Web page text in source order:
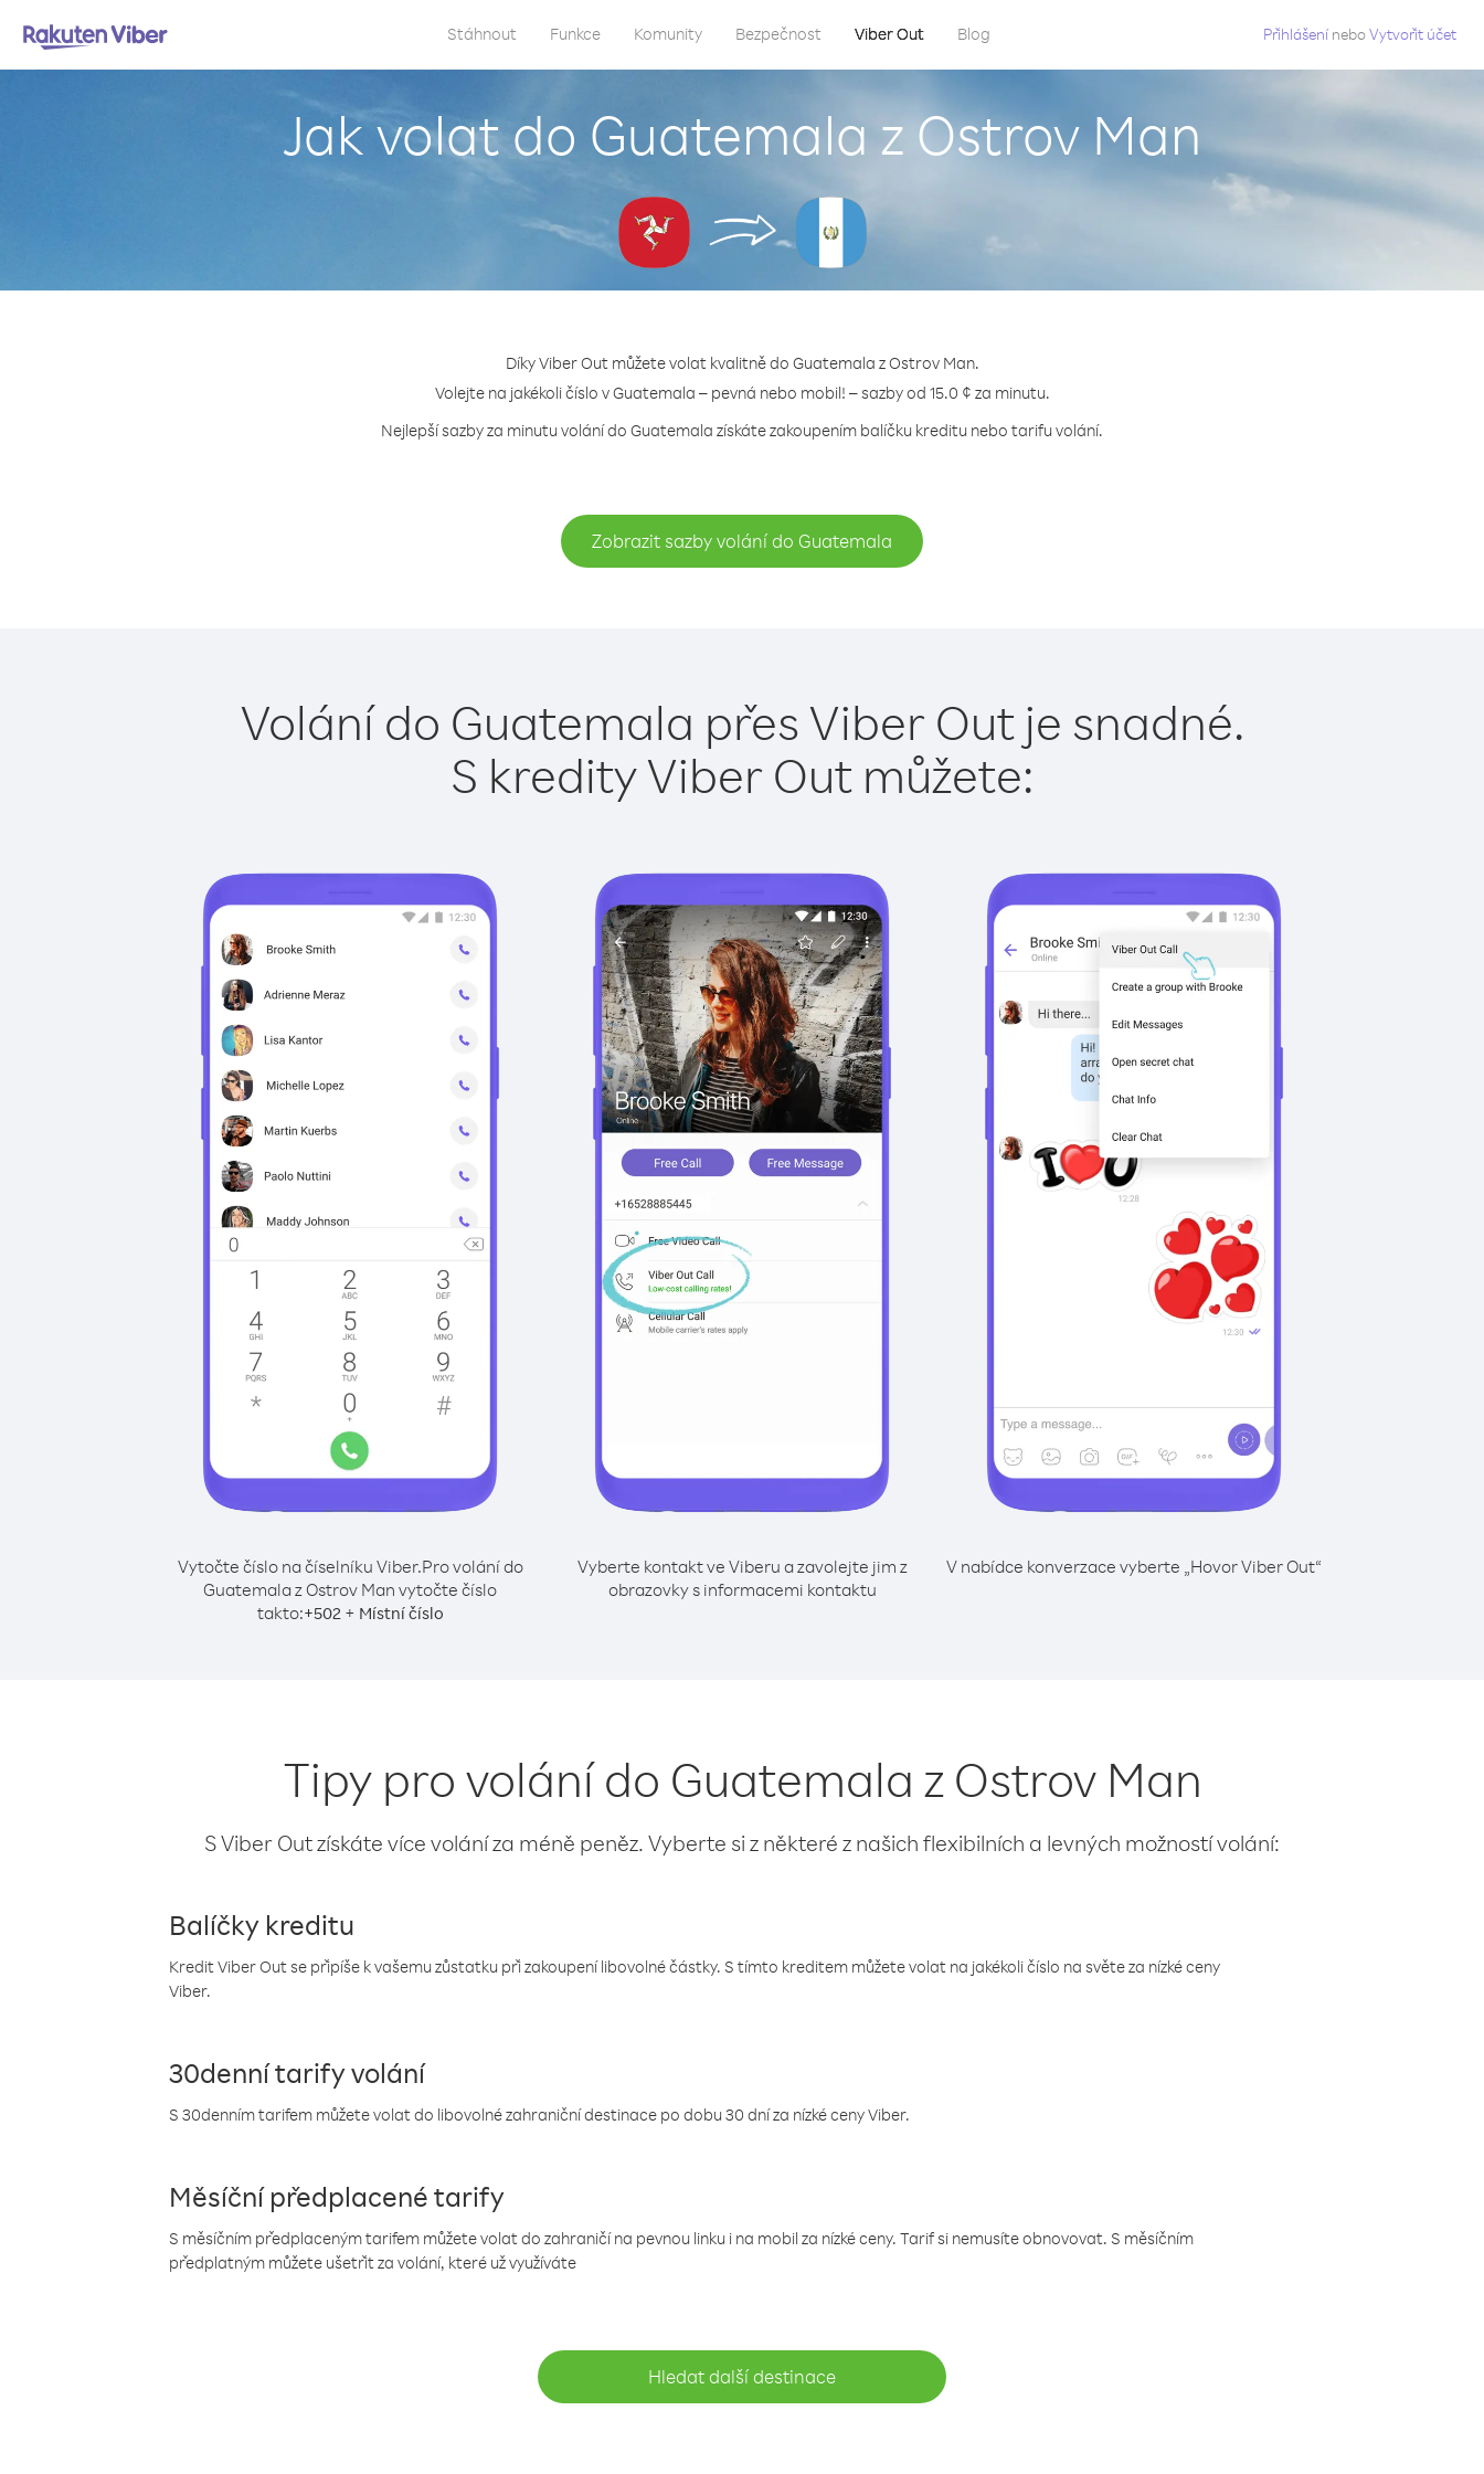
Stáhnout Funkce Komunity Bezpečnost Viber Out Blog Přihlášení neboVytvořit účet
Jak volat do Guatemala z Ostrov Man
Díky Viber Out můžete volat kvalitně do Guatemala z Ostrov Man.
Volejte na jakékoli číslo v Guatemala – pevná nebo mobil! – sazby od 15.0 ¢ za minutu.
Nejlepší sazby za minutu volání do Guatemala získáte zakoupením balíčku kreditu nebo tarifu volání.
Zobrazit sazby volání do Guatemala
Volání do Guatemala přes Viber Out je snadné.
S kredity Viber Out můžete:
Vytočte číslo na číselníku Viber.Pro volání do
Guatemala z Ostrov Man vytočte číslo
takto:+502+ Místní číslo
Vyberte kontakt ve Viberu a zavolejte jim z
obrazovky s informacemi kontaktu
V nabídce konverzace vyberte „Hovor Viber Out“
Tipy pro volání do Guatemala z Ostrov Man
S Viber Out získáte více volání za méně peněz. Vyberte si z některé z našich flexibilních a levných možností volání:
Balíčky kreditu
Kredit Viber Out se připíše k vašemu zůstatku při zakoupení libovolné částky. S tímto kreditem můžete volat na jakékoli číslo na světe za nízké ceny
Viber.
30denní tarify volání
S 30denním tarifem můžete volat do libovolné zahraniční destinace po dobu 30 dní za nízké ceny Viber.
Měsíční předplacené tarify
S měsíčním předplaceným tarifem můžete volat do zahraničí na pevnou linku i na mobil za nízké ceny. Tarif si nemusíte obnovovat. S měsíčním
předplatným můžete ušetřit za volání, které už využíváte
Hledat další destinace